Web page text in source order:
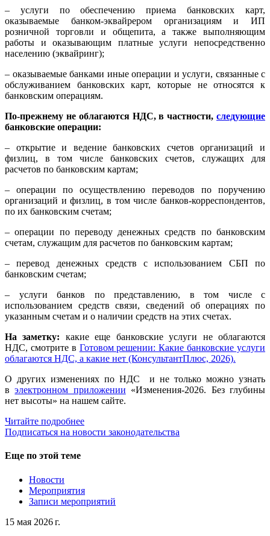
– услуги по обеспечению приема банковских карт,
оказываемые банком-эквайрером организациям и ИП
розничной торговли и общепита, а также выполняющим
работы и оказывающим платные услуги непосредственно
населению (эквайринг);
– оказываемые банками иные операции и услуги, связанные с
обслуживанием банковских карт, которые не относятся к
банковским операциям.
По-прежнему не облагаются НДС, в частности, следующие
банковские операции:
– открытие и ведение банковских счетов организаций и
физлиц, в том числе банковских счетов, служащих для
расчетов по банковским картам;
– операции по осуществлению переводов по поручению
организаций и физлиц, в том числе банков-корреспондентов,
по их банковским счетам;
– операции по переводу денежных средств по банковским
счетам, служащим для расчетов по банковским картам;
– перевод денежных средств с использованием СБП по
банковским счетам;
– услуги банков по представлению, в том числе с
использованием средств связи, сведений об операциях по
указанным счетам и о наличии средств на этих счетах.
На заметку: какие еще банковские услуги не облагаются
НДС, смотрите в Готовом решении: Какие банковские услуги
облагаются НДС, а какие нет (КонсультантПлюс, 2026).
О других изменениях по НДС и не только можно узнать
вэлектронном приложении «Изменения-2026. Без глубины
нет высоты» на нашем сайте.
Читайте подробнее
Подписаться на новости законодательства
Еще по этой теме
Новости
Мероприятия
Записи мероприятий
15 мая 2026 г.